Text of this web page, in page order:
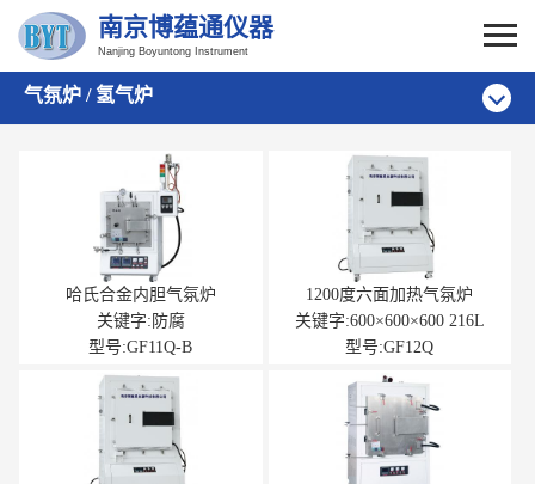
南京博蕴通仪器
Nanjing Boyuntong Instrument
气氛炉 / 氢气炉
哈氏合金内胆气氛炉
关键字:防腐
型号:GF11Q-B
1200度六面加热气氛炉
关键字:600×600×600 216L
型号:GF12Q